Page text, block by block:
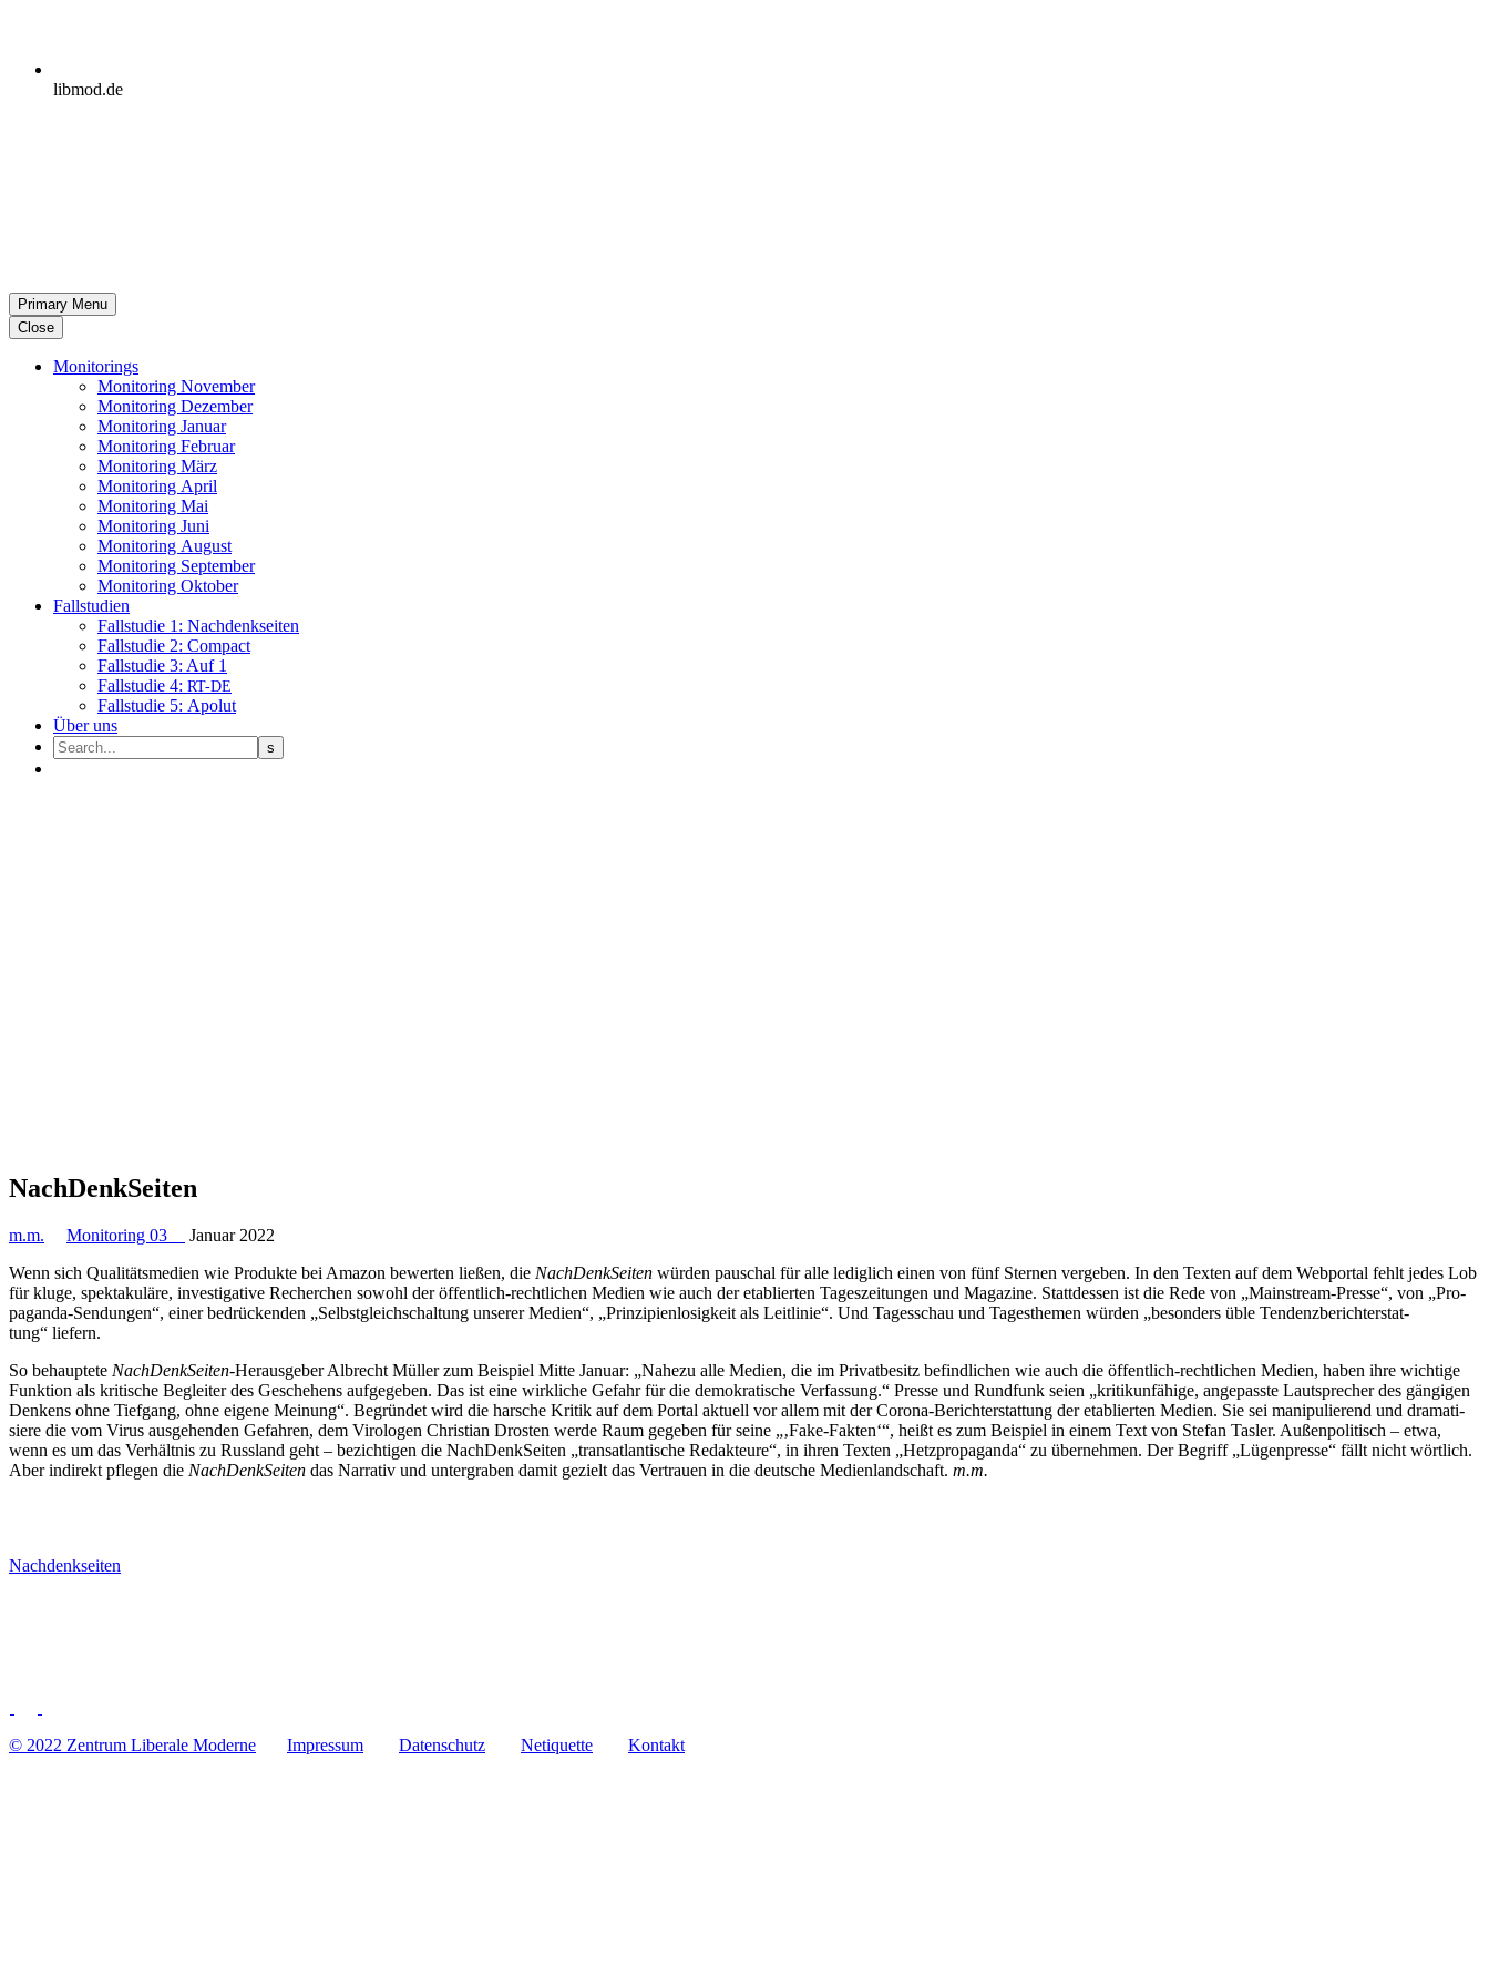
libmod.de
Primary Menu
Close
Moni­to­rings
Moni­to­ring November
Moni­to­ring Dezember
Moni­to­ring Januar
Moni­to­ring Februar
Moni­to­ring März
Moni­to­ring April
Moni­to­ring Mai
Moni­to­ring Juni
Moni­to­ring August
Moni­to­ring September
Moni­to­ring Oktober
Fall­stu­dien
Fall­stu­die 1: Nachdenkseiten
Fall­stu­die 2: Compact
Fall­stu­die 3: Auf 1
Fall­stu­die 4: RT-DE
Fall­stu­die 5: Apolut
Über uns
Nach­Denk­Sei­ten
m.m. Monitoring 03
Januar 2022
Wenn sich Qua­li­täts­me­dien wie Pro­dukte bei Amazon bewer­ten ließen, die Nach­Denk­Sei­ten würden pau­schal für alle ledig­lich einen von fünf Sternen ver­ge­ben. In den Texten auf dem Web­por­tal fehlt jedes Lob
für kluge, spek­ta­ku­läre, inves­ti­ga­tive Recher­chen sowohl der öffent­lich-recht­li­chen Medien wie auch der eta­blier­ten Tages­zei­tun­gen und Maga­zine. Statt­des­sen ist die Rede von „Main­stream-Presse“, von „Pro­
pa­ganda-Sen­dun­gen“, einer bedrü­cken­den „Selbst­gleich­schal­tung unserer Medien“, „Prin­zi­pi­en­lo­sig­keit als Leit­li­nie“. Und Tages­schau und Tages­the­men würden „beson­ders üble Ten­denz­be­richt­erstat­
tung“ liefern.
So behaup­tete Nach­Denk­Sei­ten-Her­aus­ge­ber Albrecht Müller zum Bei­spiel Mitte Januar: „Nahezu alle Medien, die im Pri­vat­be­sitz befind­li­chen wie auch die öffent­lich-recht­li­chen Medien, haben ihre wich­tige
Funk­tion als kri­ti­sche Beglei­ter des Gesche­hens auf­ge­ge­ben. Das ist eine wirk­li­che Gefahr für die demo­kra­ti­sche Ver­fas­sung.“ Presse und Rund­funk seien „kri­tik­un­fä­hige, ange­passte Laut­spre­cher des gän­gi­gen
Denkens ohne Tief­gang, ohne eigene Meinung“. Begrün­det wird die harsche Kritik auf dem Portal aktuell vor allem mit der Corona-Bericht­erstat­tung der eta­blier­ten Medien. Sie sei mani­pu­lie­rend und dra­ma­ti­
siere die vom Virus aus­ge­hen­den Gefah­ren, dem Viro­lo­gen Chris­tian Drosten werde Raum gegeben für seine „‚Fake-Fakten‘“, heißt es zum Bei­spiel in einem Text von Stefan Tasler. Außen­po­li­tisch – etwa,
wenn es um das Ver­hält­nis zu Russ­land geht – bezich­ti­gen die Nach­Denk­Sei­ten „trans­at­lan­ti­sche Redak­teure“, in ihren Texten „Hetz­pro­pa­ganda“ zu über­neh­men. Der Begriff „Lügen­presse“ fällt nicht wört­lich.
Aber indi­rekt pflegen die Nach­Denk­Sei­ten das Nar­ra­tiv und unter­gra­ben damit gezielt das Ver­trauen in die deut­sche Medi­en­land­schaft. m.m.
Nachdenkseiten
© 2022 Zentrum Libe­rale Moderne Impres­sum Daten­schutz Neti­quette Kontakt